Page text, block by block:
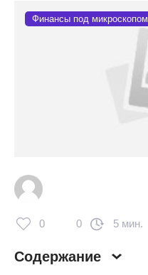
Финансы под микроскопом
0 0 5 мин.
Содержание